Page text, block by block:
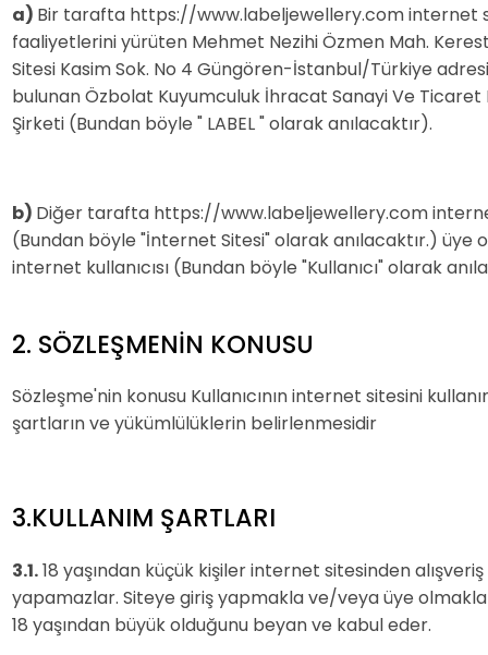
a) Bir tarafta https://www.labeljewellery.com internet
faaliyetlerini yürüten Mehmet Nezihi Özmen Mah.
Sitesi Kasim Sok. No 4 Güngören-İstanbul/Türkiye
bulunan Özbolat Kuyumculuk İhracat Sanayi Ve Ticaret
Şirketi (Bundan böyle " LABEL " olarak anılacaktır).
b) Diğer tarafta https://www.labeljewellery.com
(Bundan böyle "İnternet Sitesi" olarak anılacaktır.) üye
internet kullanıcısı (Bundan böyle "Kullanıcı" olarak
2. SÖZLEŞMENİN KONUSU
Sözleşme'nin konusu Kullanıcının internet sitesini
şartların ve yükümlülüklerin belirlenmesidir
3.KULLANIM ŞARTLARI
3.1.18 yaşından küçük kişiler internet sitesinden alışveriş
yapamazlar. Siteye giriş yapmakla ve/veya üye olmakla
18 yaşından büyük olduğunu beyan ve kabul eder.